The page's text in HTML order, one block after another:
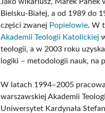
Bielsku-Białej, a od 1989 do
części zwanej Popielowie. W
Akademii Teologii Katolickiej
teologii, a w 2003 roku
logiki – metodologii nauk, na
W latach 1994–2005
warszawskiej Akademii
Uniwersytet Kardynała